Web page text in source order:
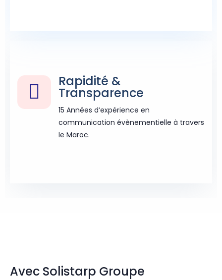
Rapidité &
Transparence
15 Années d’expérience en
communication évènementielle à travers
le Maroc.
Avec Solistarp Groupe